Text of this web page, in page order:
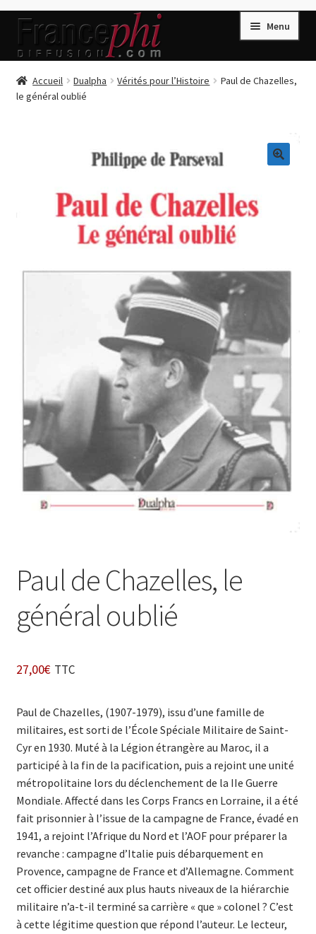
Aller
la
Aller
contenu
Menu
Accueil
Accueil
Connection
Enregistrement
Livres de Philippe Randa
Login Customizer
Nous Contacter
Panier
Politique de confidentialité et cookies
Qui sommes-nous ?
Soutien à Philippe Randa
Accueil Dualpha Vérités pour l’Histoire
Paul de Chazelles,
le général oublié
Paul de Chazelles, le
général oublié
27,00€ TTC
Paul de Chazelles, (1907-1979), issu d’une famille de
militaires, est sorti de l’École Spéciale Militaire de Saint-
Cyr en 1930. Muté à la Légion étrangère au Maroc, il a
participé à la fin de la pacification, puis a rejoint une unité
métropolitaine lors du déclenchement de la IIe Guerre
Mondiale. Affecté dans les Corps Francs en Lorraine, il a été
fait prisonnier à l’issue de la campagne de France, évadé en
1941, a rejoint l’Afrique du Nord et l’AOF pour préparer la
revanche : campagne d’Italie puis débarquement en
Provence, campagne de France et d’Allemagne. Comment
cet officier destiné aux plus hauts niveaux de la hiérarchie
militaire n’a-t-il terminé sa carrière « que » colonel ? C’est
à cette légitime question que répond l’auteur. Le lecteur,